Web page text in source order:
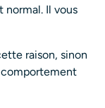
normal. Il vous
raison, sinon